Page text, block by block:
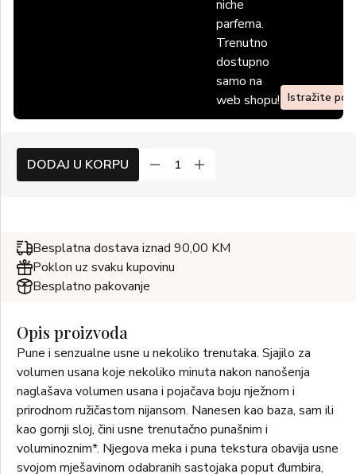
niche
parfema.
Trenutno
dostupno
samo na
web shopu! Istražite
DODAJ U KORPU
Besplatna dostava iznad 90,00 KM
Poklon uz svaku kupovinu
Besplatno pakovanje
Opis proizvoda
Pune i senzualne usne u nekoliko trenutaka. Sjajilo za
volumen usana koje nekoliko minuta nakon nanošenja
naglašava volumen usana i pojačava boju nježnom i
prirodnom ružičastom nijansom. Nanesen kao baza, sam ili
kao gornji sloj, čini usne trenutačno punašnim i
voluminoznim*. Njegova meka i puna tekstura obavija usne
svojom mješavinom odabranih sastojaka poput đumbira,